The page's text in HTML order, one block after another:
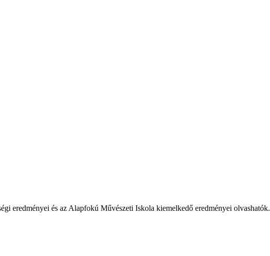
eredményei és az Alapfokú Művészeti Iskola kiemelkedő eredményei olvashatók.